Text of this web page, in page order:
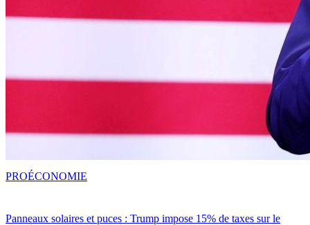
Panneaux solaires et puces : Trump impose 15% de taxes sur le
PROÉCONOMIE